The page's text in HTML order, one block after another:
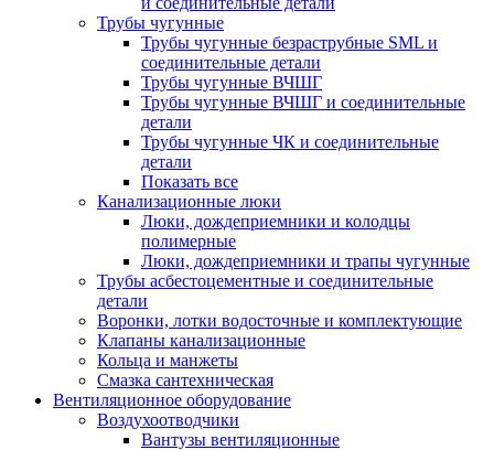
Трубы чугунные
Трубы чугунные безраструбные SML и
соединительные детали
Трубы чугунные ВЧШГ
Трубы чугунные ВЧШГ и соединительные
детали
Трубы чугунные ЧК и соединительные
детали
Показать все
Канализационные люки
Люки, дождеприемники и колодцы
полимерные
Люки, дождеприемники и трапы чугунные
Трубы асбестоцементные и соединительные
детали
Воронки, лотки водосточные и комплектующие
Клапаны канализационные
Кольца и манжеты
Смазка сантехническая
Вентиляционное оборудование
Воздухоотводчики
Вантузы вентиляционные